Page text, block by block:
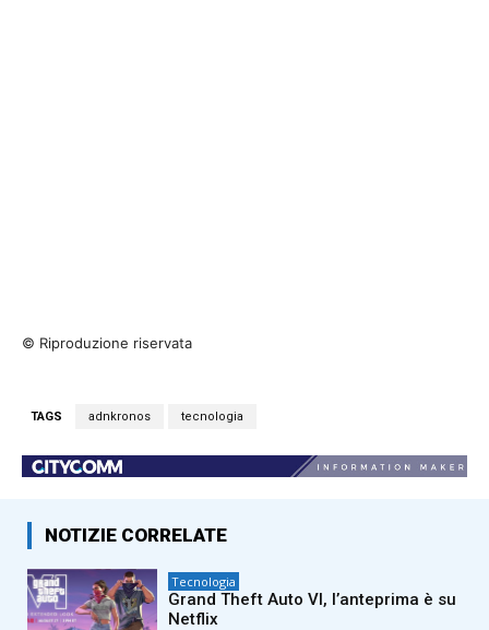
© Riproduzione riservata
TAGS adnkronos tecnologia
NOTIZIE CORRELATE
Tecnologia
Grand Theft Auto VI, l’anteprima è su
Netflix